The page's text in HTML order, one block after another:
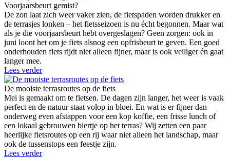
Voorjaarsbeurt gemist?
De zon laat zich weer vaker zien, de fietspaden worden drukker en
de terrasjes lonken – het fietsseizoen is nu écht begonnen. Maar wat
als je die voorjaarsbeurt hebt overgeslagen? Geen zorgen: ook in
juni loont het om je fiets alsnog een opfrisbeurt te geven. Een goed
onderhouden fiets rijdt niet alleen fijner, maar is ook veiliger én gaat
langer mee.
Lees verder
De mooiste terrasroutes op de fiets
Mei is gemaakt om te fietsen. De dagen zijn langer, het weer is vaak
perfect en de natuur staat volop in bloei. En wat is er fijner dan
onderweg even afstappen voor een kop koffie, een frisse lunch of
een lokaal gebrouwen biertje op het terras? Wij zetten een paar
heerlijke fietsroutes op een rij waar niet alleen het landschap, maar
ook de tussenstops een feestje zijn.
Lees verder